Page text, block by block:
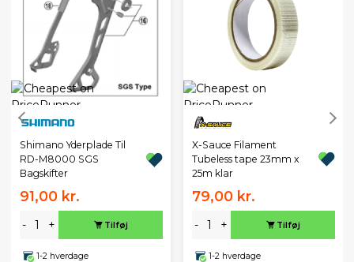
Shimano Yderplade Til
RD-M8000 SGS
Bagskifter
91,00 kr.
- + Tilføj
1-2 hverdage
X-Sauce Filament
Tubeless tape 23mm x
25m klar
79,00 kr.
- + Tilføj
1-2 hverdage